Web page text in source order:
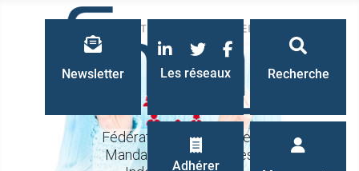
Fédération Nationale des
Mandataires Judiciaires
Recherche
Recherche
Les réseaux
LinkedInTwitterFacebook
Newsletter
Adhérer